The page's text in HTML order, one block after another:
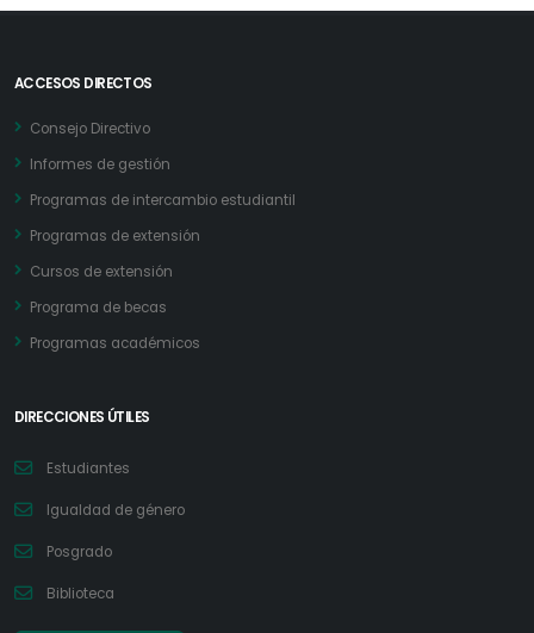
ACCESOS DIRECTOS
Consejo Directivo
Informes de gestión
Programas de intercambio estudiantil
Programas de extensión
Cursos de extensión
Programa de becas
Programas académicos
DIRECCIONES ÚTILES
Estudiantes
Igualdad de género
Posgrado
Biblioteca